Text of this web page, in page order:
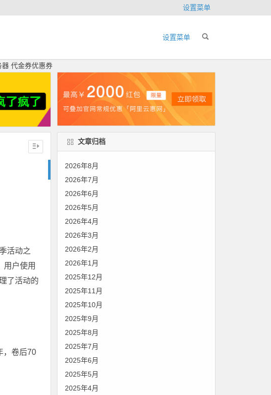
设置菜单
设置菜单
代金券优惠券
活动之
用户使用
了活动的
，卷后70
文章归档
2026年8月
2026年7月
2026年6月
2026年5月
2026年4月
2026年3月
2026年2月
2026年1月
2025年12月
2025年11月
2025年10月
2025年9月
2025年8月
2025年7月
2025年6月
2025年5月
2025年4月